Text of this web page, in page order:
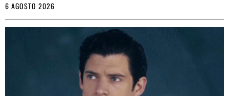
6 AGOSTO 2026